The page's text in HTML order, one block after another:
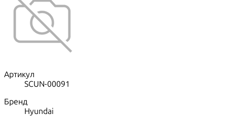
Артикул
SCUN-00091
Бренд
Hyundai